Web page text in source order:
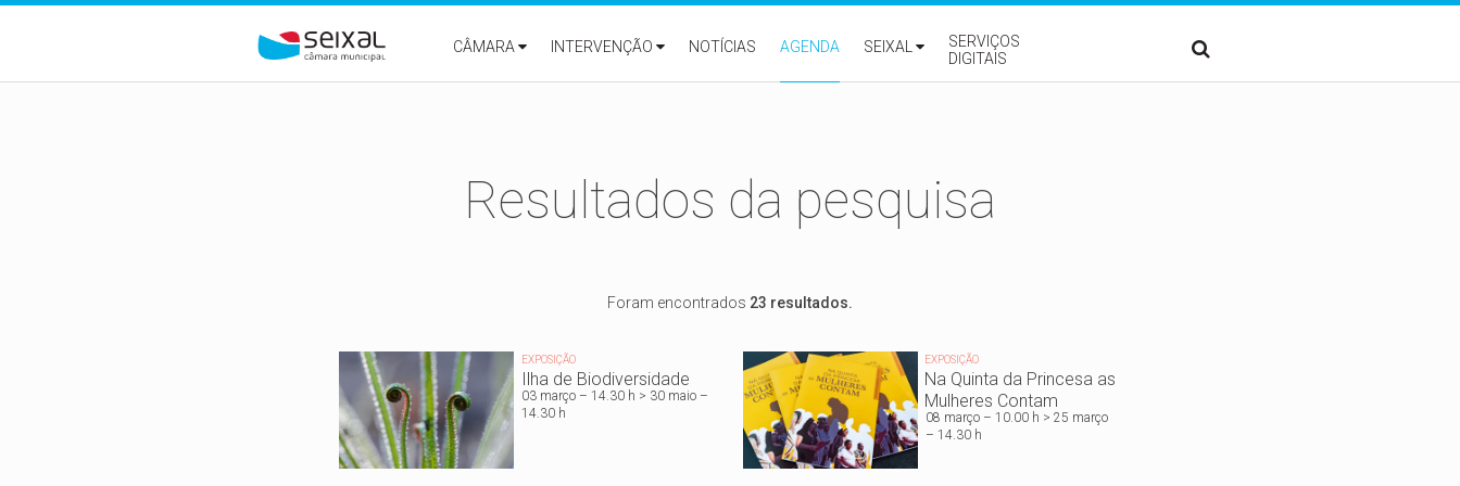
CÂMARA
INTERVENÇÃO NOTÍCIAS AGENDA SEIXAL
SERVIÇOS
DIGITAIS
Resultados da pesquisa
Foram encontrados 23 resultados.
EXPOSIÇÃO
Ilha de Biodiversidade
03 março – 14.30 h > 30 maio –
14.30 h
EXPOSIÇÃO
Na Quinta da Princesa as
Mulheres Contam
08 março – 10.00 h > 25 março
– 14.30 h